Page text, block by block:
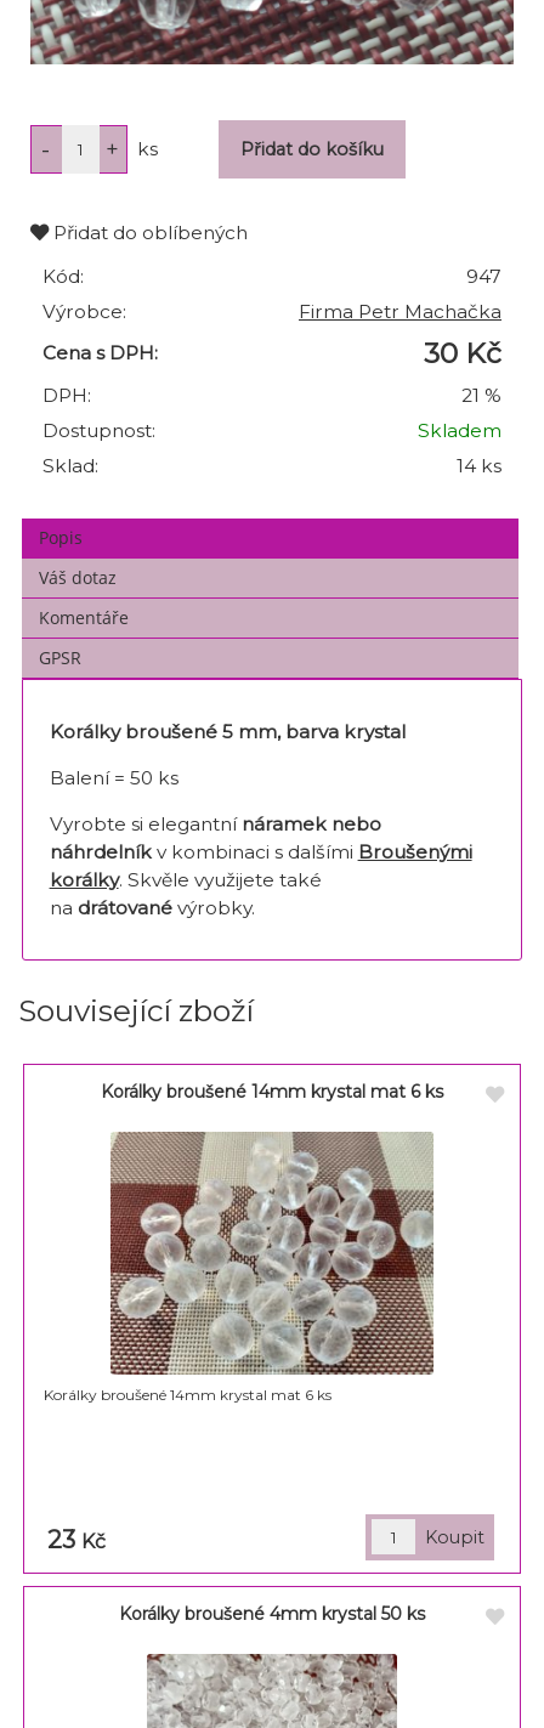
ks
Přidat do oblíbených
Kód:
947
Výrobce:
Firma Petr Machačka
Cena s DPH:
30 Kč
DPH:
21 %
Dostupnost:
Skladem
Sklad:
14 ks
Popis
Váš dotaz
Komentáře
GPSR
Korálky broušené 5 mm, barva krystal
Balení = 50 ks
Vyrobte si elegantnínáramek nebo
náhrdelníkv kombinaci s dalšími Broušenými
korálky. Skvěle využijete také
na drátovanévýrobky.
Související zboží
Korálky broušené 14mm krystal mat 6 ks
Korálky broušené 14mm krystal mat 6 ks
23 Kč
Korálky broušené 4mm krystal 50 ks